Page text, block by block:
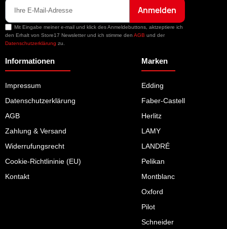
Anmelden
Mit Eingabe meiner e-mail und klick des Anmeldebuttons, aktzeptiere ich
den Erhalt von Store17 Newsletter und ich stimme den AGB und der
Datenschutzerklärung zu.
Informationen
Impressum
Datenschutzerklärung
AGB
Zahlung & Versand
Widerrufungsrecht
Cookie-Richtlininie (EU)
Kontakt
Marken
Edding
Faber-Castell
Herlitz
LAMY
LANDRÉ
Pelikan
Montblanc
Oxford
Pilot
Schneider